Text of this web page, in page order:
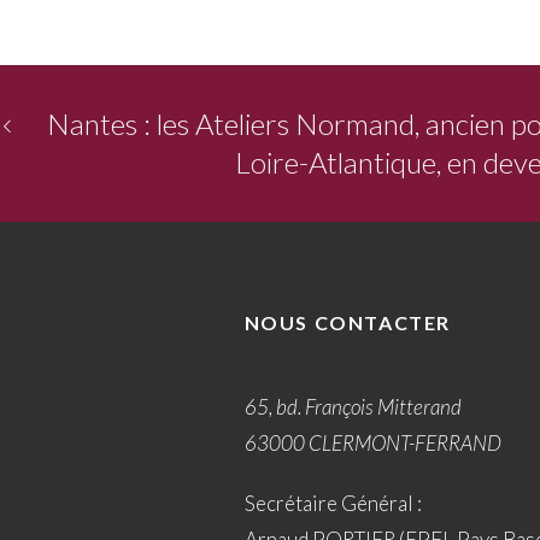
Nantes : les Ateliers Normand, ancien
Loire-Atlantique, en
NOUS CONTACTER
65, bd. François Mitterand
63000 CLERMONT-FERRAND
Secrétaire Général :